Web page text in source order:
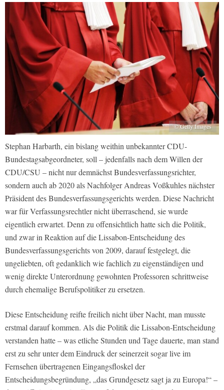
© Getty Images
Stephan Harbarth, ein bislang weithin unbekannter CDU-
Bundestagsabgeordneter, soll – jedenfalls nach dem Willen der
CDU/CSU – nicht nur demnächst Bundesverfassungsrichter,
sondern auch ab 2020 als Nachfolger Andreas Voßkuhles nächster
Präsident des Bundesverfassungsgerichts werden. Diese Nachricht
war für Verfassungsrechtler nicht überraschend, sie wurde
eigentlich erwartet. Denn zu offensichtlich hatte sich die Politik,
und zwar in Reaktion auf die Lissabon-Entscheidung des
Bundesverfassungsgerichts von 2009, darauf festgelegt, die
ungeliebten, oft gedanklich wie fachlich zu eigenständigen und
wenig direkte Unterordnung gewohnten Professoren schrittweise
durch ehemalige Berufspolitiker zu ersetzen.
Diese Entscheidung reifte freilich nicht über Nacht, man musste
erstmal darauf kommen. Als die Politik die Lissabon-Entscheidung
verstanden hatte – was etliche Stunden und Tage dauerte, man stand
erst zu sehr unter dem Eindruck der seinerzeit sogar live im
Fernsehen übertragenen Eingangsfloskel der
Entscheidungsbegründung, „das Grundgesetz sagt ja zu Europa!“ –